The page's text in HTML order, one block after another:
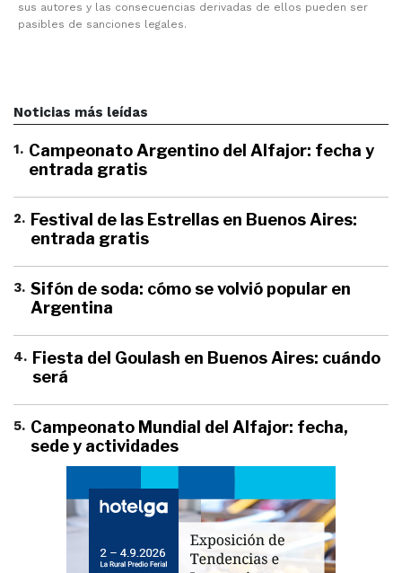
sus autores y las consecuencias derivadas de ellos pueden ser
pasibles de sanciones legales.
Noticias más leídas
1. Campeonato Argentino del Alfajor: fecha y
entrada gratis
2. Festival de las Estrellas en Buenos Aires:
entrada gratis
3. Sifón de soda: cómo se volvió popular en
Argentina
4. Fiesta del Goulash en Buenos Aires: cuándo
será
5. Campeonato Mundial del Alfajor: fecha,
sede y actividades